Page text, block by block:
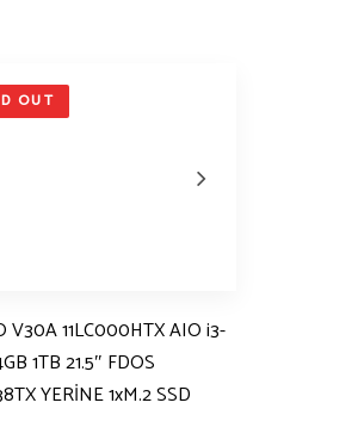
OUT
V30A 11LC000HTX AIO i3-
1TB 21.5″ FDOS
YERİNE 1xM.2 SSD